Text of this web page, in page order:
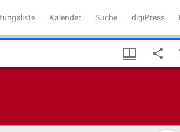
Kalender Suche digiPress